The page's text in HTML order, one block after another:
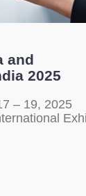
and
2025
– 19, 2025